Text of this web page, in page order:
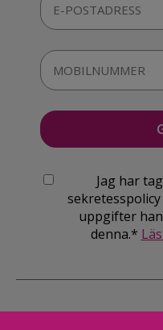
Jag har
uppgifter
denna.*